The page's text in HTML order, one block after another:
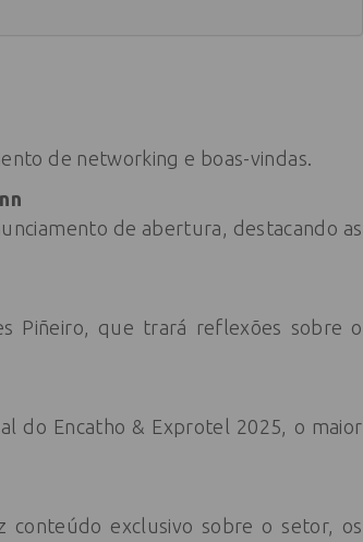
de networking e boas-vindas.
de abertura, destacando as
Piñeiro, que trará reflexões sobre o
do Encatho & Exprotel 2025, o maior
conteúdo exclusivo sobre o setor, os